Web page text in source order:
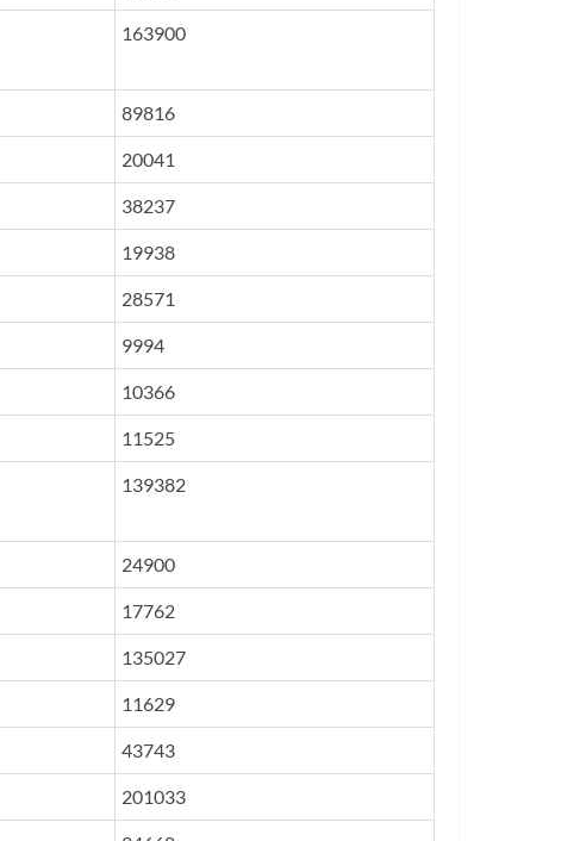
163900
89816
20041
38237
19938
28571
9994
10366
11525
139382
24900
17762
135027
11629
43743
201033